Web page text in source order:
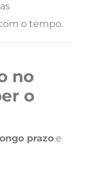
o tempo.
no
o
prazo e